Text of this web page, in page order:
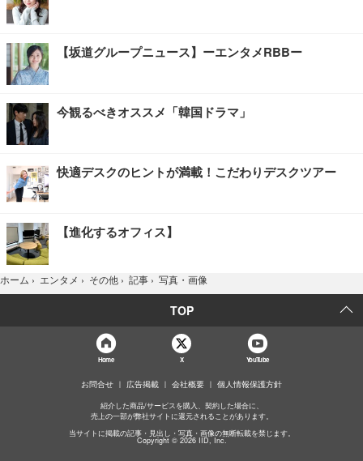
【坂道グループニュース】ーエンタメRBBー
今観るべきオススメ「韓国ドラマ」
快適デスクのヒントが満載！こだわりデスクツアー
【進化するオフィス】
ホーム › エンタメ › その他 › 記事 › 写真・画像
TOP
Home X YouTube
お問合せ 広告掲載 会社概要 個人情報保護方針
紹介した商品/サービスを購入、契約した場合に、
売上の一部が弊社サイトに還元されることがあります。
当サイトに掲載の記事・見出し・写真・画像の無断転載を禁じます。
Copyright © 2026 IID, Inc.